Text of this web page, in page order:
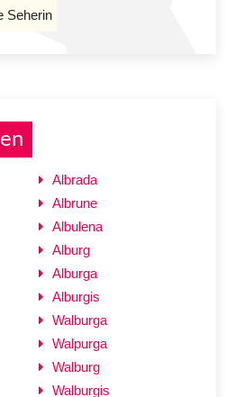
Seherin
Albrada
Albrune
Albulena
Alburg
Alburga
Alburgis
Walburga
Walpurga
Walburg
Walburgis